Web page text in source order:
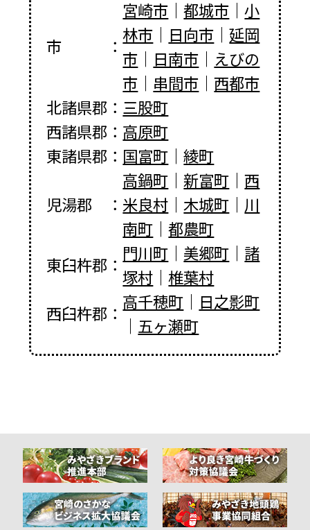
市 ：
宮崎市 ｜都城市 ｜小
林市
日向市 ｜延岡
市
日南市
えびの
市
串間市 ｜西都市
北諸県郡 ： 三股町
西諸県郡 ： 高原町
東諸県郡 ： 国富町 ｜綾町
児湯郡 ：
高鍋町 ｜新富町 ｜西
米良村 ｜木城町
川
南町 ｜都農町
東臼杵郡 ：
門川町 美郷町
諸
塚村 ｜椎葉村
西臼杵郡 ：
高千穂町
日之影町
五ヶ瀬町